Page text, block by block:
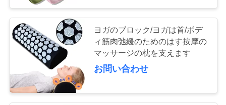
見
頼
ヨガのブロック/ヨガは首/ボデ
ィ筋肉弛緩のためのはす按摩の
マッサージの枕を支えます
お問い合わせ